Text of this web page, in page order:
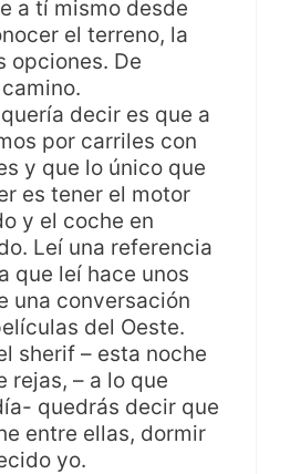
a tí mismo desde
el terreno, la
opciones. De
decir es que a
por carriles con
y que lo único que
es tener el motor
y el coche en
Leí una referencia
que leí hace unos
una conversación
del Oeste.
sherif – esta noche
rejas, – a lo que
quedrás decir que
entre ellas, dormir
yo.